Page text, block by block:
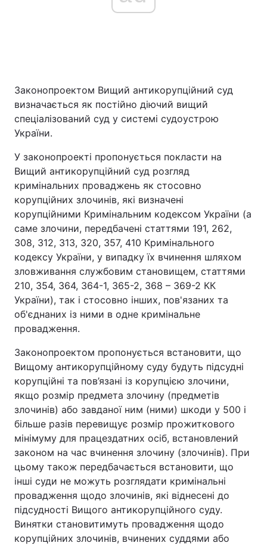
Законопроектом Вищий антикорупційний суд
визначається як постійно діючий вищий
спеціалізований суд у системі судоустрою
України.
У законопроекті пропонується покласти на
Вищий антикорупційний суд розгляд
кримінальних проваджень як стосовно
корупційних злочинів, які визначені
корупційними Кримінальним кодексом України (а
саме злочини, передбачені статтями 191, 262,
308, 312, 313, 320, 357, 410 Кримінального
кодексу України, у випадку їх вчинення шляхом
зловживання службовим становищем, статтями
210, 354, 364, 364-1, 365-2, 368 – 369-2 КК
України), так і стосовно інших, пов'язаних та
об'єднаних із ними в одне кримінальне
провадження.
Законопроектом пропонується встановити, що
Вищому антикорупційному суду будуть підсудні
корупційні та пов’язані із корупцією злочини,
якщо розмір предмета злочину (предметів
злочинів) або завданої ним (ними) шкоди у 500 і
більше разів перевищує розмір прожиткового
мінімуму для працездатних осіб, встановлений
законом на час вчинення злочину (злочинів). При
цьому також передбачається встановити, що
інші суди не можуть розглядати кримінальні
провадження щодо злочинів, які віднесені до
підсудності Вищого антикорупційного суду.
Винятки становитимуть провадження щодо
корупційних злочинів, вчинених суддями або